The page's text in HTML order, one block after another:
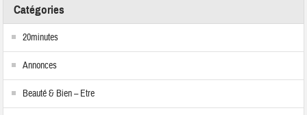
Catégories
20minutes
Annonces
Beauté & Bien – Etre